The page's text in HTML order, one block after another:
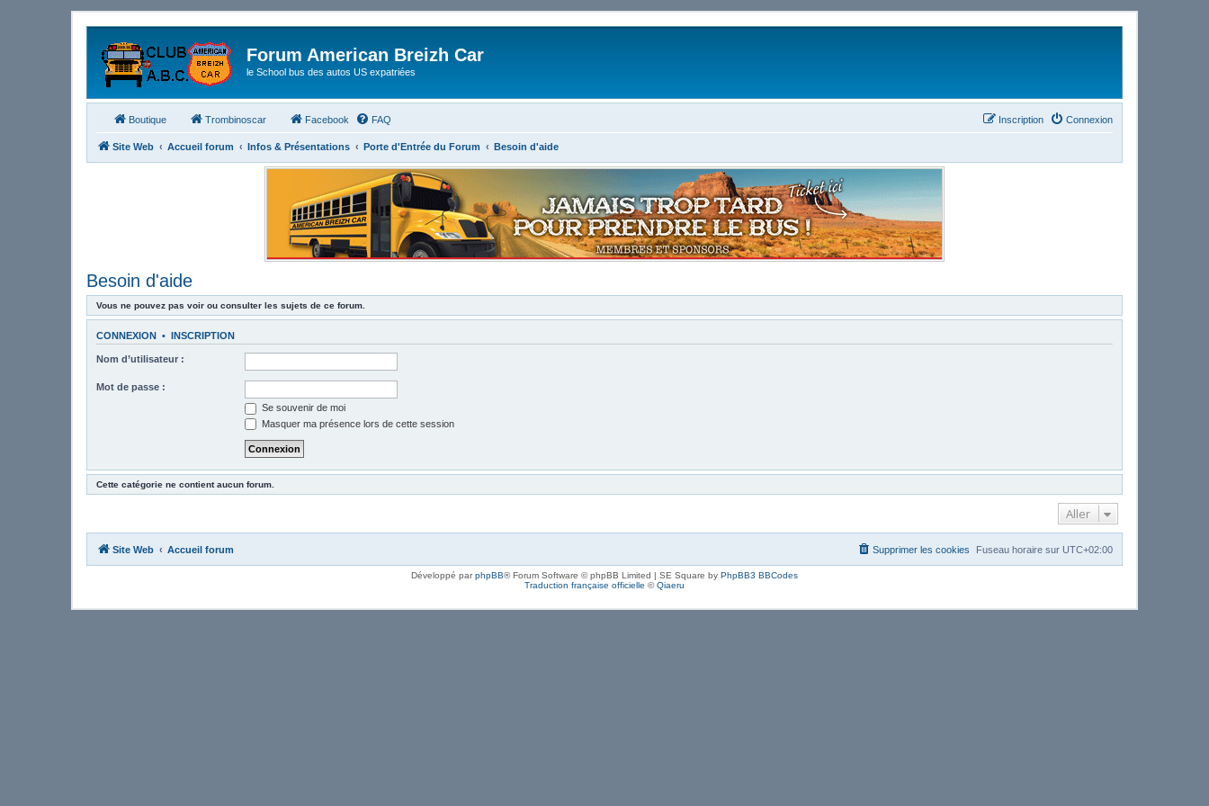
Forum American Breizh Car
le School bus des autos US expatriées
Boutique Trombinoscar Facebook FAQ Connexion
Inscription
Site Web Accueil forum Infos & Présentations Porte d'Entrée du Forum Besoin d'aide
Besoin d'aide
Vous ne pouvez pas voir ou consulter les sujets de ce forum.
CONNEXION • INSCRIPTION
Nom d’utilisateur :
Mot de passe :
Se souvenir de moi
Masquer ma présence lors de cette session
Cette catégorie ne contient aucun forum.
Aller
Site Web Accueil forum Fuseau horaire sur UTC+02:00
Supprimer les cookies
Développé parphpBB® Forum Software © phpBB Limited | SE Square by PhpBB3 BBCodes
Traduction française officielle ©Qiaeru